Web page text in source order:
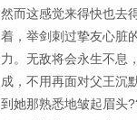
然而这感觉来得快也去
着，举剑刺过挚友心脏
力。无敌将会永生不息
成，不用再面对父王沉
到她那熟悉地皱起眉头